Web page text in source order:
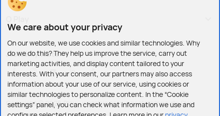
Jesteśmy też tu:
Copyright © 2026 Play - wszelkie prawa zastrzeżone dla Play
We care about your privacy
On our website, we use cookies and similar technologies. Why
do we do this? They help us improve the service, carry out
marketing activities, and display content tailored to your
interests. With your consent, our partners may also access
information about your use of our service, using cookies or
similar technologies to personalize content. In the “Cookie
settings” panel, you can check what information we use and